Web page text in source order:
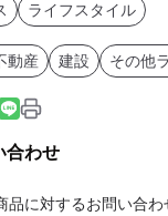
ライフスタイル
動産 建設 その他
合わせ
品に対するお問い合わ